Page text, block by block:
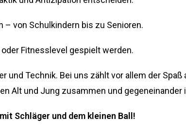
– von Schulkindern bis zu Senioren.
Fitnesslevel gespielt werden.
und Technik. Bei uns zählt vor allem der
Alt und Jung zusammen und
Schläger und dem kleinen Ball!